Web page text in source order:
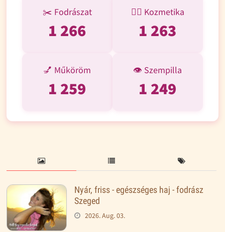
✂️ Fodrászat
1 457
💆‍♀️ Kozmetika
1 450
💅 Műköröm
1 446
👁️ Szempilla
1 435
Nyár, friss - egészséges haj - fodrász
Szeged
2026. Aug. 03.